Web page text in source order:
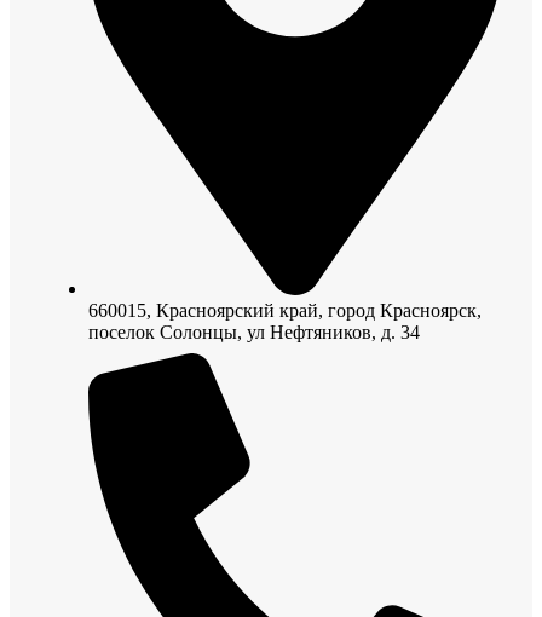
660015, Красноярский край, город Красноярск,
поселок Солонцы, ул Нефтяников, д. 34